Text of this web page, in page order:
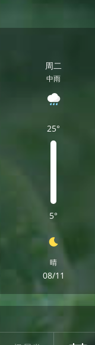
周二
中雨
25°
5°
晴
08/11